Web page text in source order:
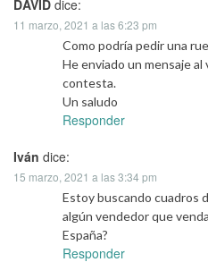
DAVID dice:
11 marzo, 2021 a las 6:23 pm
Como podría pedir una
He enviado un mensaje
contesta.
Un saludo
Responder
Iván dice:
15 marzo, 2021 a las 3:34 pm
Estoy buscando cuadros
algún vendedor que
España?
Responder